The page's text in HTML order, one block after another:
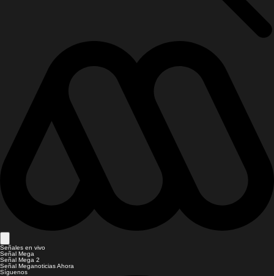
Señales en vivo
Señal Mega
Señal Mega 2
Señal Meganoticias Ahora
Síguenos